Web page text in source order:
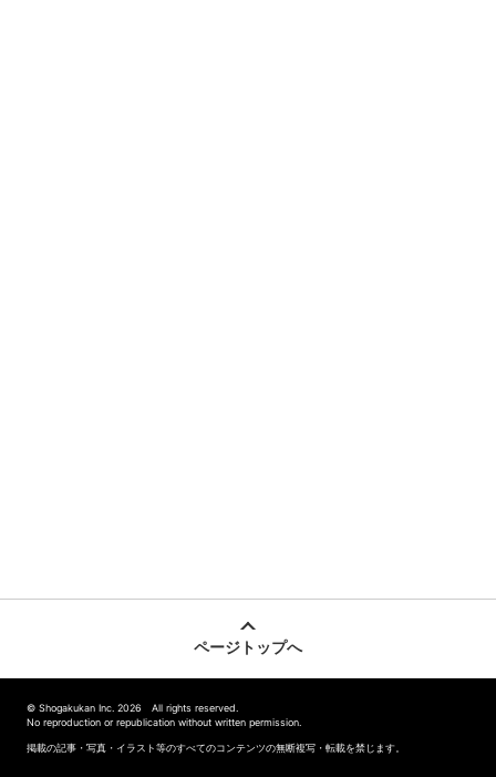
ページトップへ
© Shogakukan Inc. 2026 All rights reserved.
No reproduction or republication without written permission.
掲載の記事・写真・イラスト等のすべてのコンテンツの無断複写・転載を禁じます。